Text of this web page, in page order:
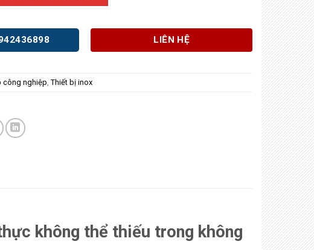
LIÊN HỆ
công nghiệp, Thiết bị inox
không thể thiếu trong không